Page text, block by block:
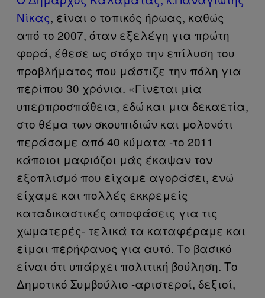
Νίκας, είναι ο τοπικός ήρωας, καθώς
από το 2007, όταν εξελέγη για πρώτη
φορά, έθεσε ως στόχο την επίλυση του
προβλήματος που μάστιζε την πόλη για
περίπου 30 χρόνια. «Γίνεται μία
υπερπροσπάθεια, εδώ και μια δεκαετία,
στο θέμα των σκουπιδιών και μολονότι
περάσαμε από 40 κύματα -το 2011
κάποιοι μαφιόζοι μάς έκαψαν τον
εξοπλισμό που είχαμε αγοράσει, ενώ
είχαμε και πολλές εκκρεμείς
καταδικαστικές αποφάσεις για τις
χωματερές- τελικά τα καταφέραμε και
είμαι περήφανος για αυτό. Το βασικό
είναι ότι υπάρχει πολιτική βούληση. Το
Δημοτικό Συμβούλιο -αριστεροί, δεξιοί,